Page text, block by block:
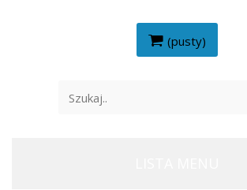
(pusty)